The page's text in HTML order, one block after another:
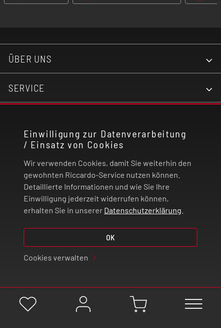
Einwilligung zur Datenverarbeitung
/ Einsatz von Cookies
Wir verwenden Cookies, damit Sie weiterhin den
gewohnten Riccardo-Service nutzen können.
Detaillierte Informationen und wie Sie Ihre
Einwilligung jederzeit widerrufen können,
erhalten Sie in unserer Datenschutzerklärung
OK
Cookies verwalten
ÜBER UNS
SERVICE
RECHTLICHES
ZAHLUNG UND VERSAND
VERTRAG WIDERRUFEN
© 2026 | Riccardo Onlinestore GmbH